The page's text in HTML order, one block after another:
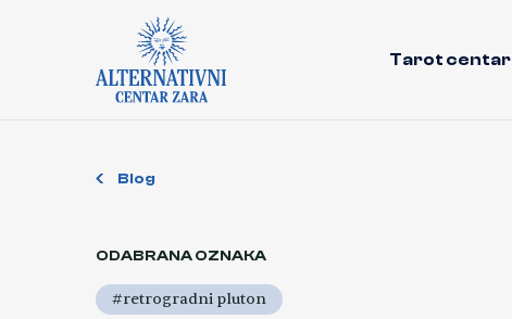
Tarot centar
Blog
ODABRANA OZNAKA
#retrogradni pluton